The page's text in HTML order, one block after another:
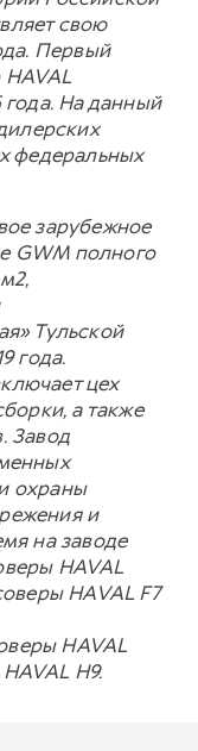
свою
Первый
На данный
федеральных
зарубежное
GWM полного
Тульской
года.
цех
а также
Завод
охраны
и
на заводе
HAVAL
HAVAL F7
HAVAL
H9.